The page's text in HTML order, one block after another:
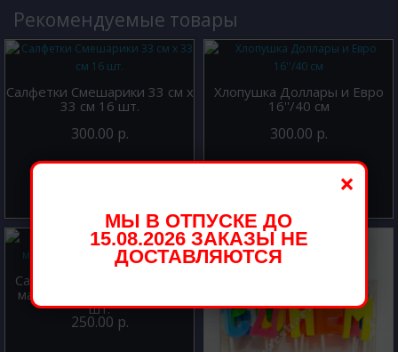
Рекомендуемые товары
Салфетки Смешарики 33 см х
33 см 16 шт.
300.00 р.
Хлопушка Доллары и Евро
16''/40 см
300.00 р.
Салфетки День рождение
мальчик 33 см. х 33 см. 16
шт.
250.00 р.
×
МЫ В ОТПУСКЕ ДО
15.08.2026 ЗАКАЗЫ НЕ
ДОСТАВЛЯЮТСЯ